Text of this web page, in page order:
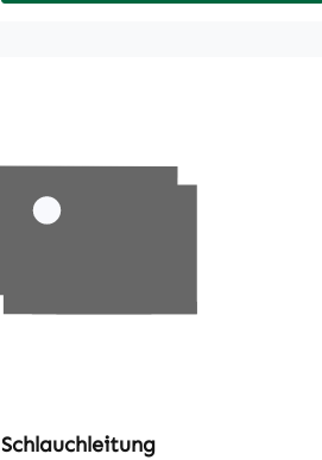
Schlauchleitung